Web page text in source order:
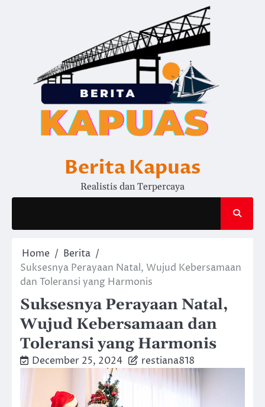
Berita Kapuas
Realistis dan Terpercaya
Home
Berita
Suksesnya Perayaan Natal, Wujud Kebersamaan
dan Toleransi yang Harmonis
Suksesnya Perayaan Natal,
Wujud Kebersamaan dan
Toleransi yang Harmonis
December 25, 2024 restiana818